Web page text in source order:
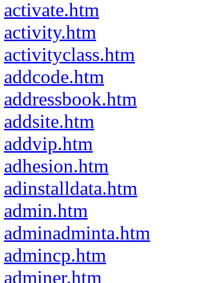
activate.htm
activity.htm
activityclass.htm
addcode.htm
addressbook.htm
addsite.htm
addvip.htm
adhesion.htm
adinstalldata.htm
admin.htm
adminadminta.htm
admincp.htm
adminer.htm